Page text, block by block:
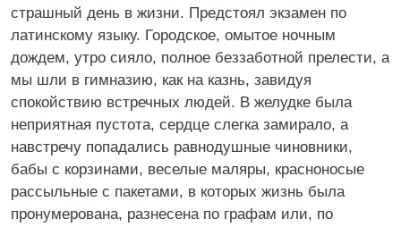
страшный день в жизни. Предстоял экзамен по
латинскому языку. Городское, омытое ночным
дождем, утро сияло, полное беззаботной прелести, а
мы шли в гимназию, как на казнь, завидуя
спокойствию встречных людей. В желудке была
неприятная пустота, сердце слегка замирало, а
навстречу попадались равнодушные чиновники,
бабы с корзинами, веселые маляры, красноносые
рассыльные с пакетами, в которых жизнь была
пронумерована, разнесена по графам или, по